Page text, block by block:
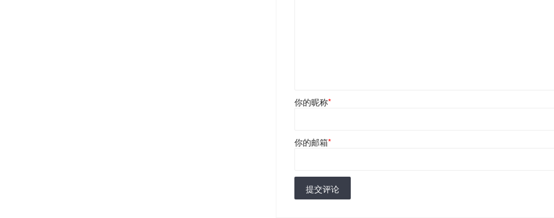
你的昵称*
你的邮箱*
提交评论